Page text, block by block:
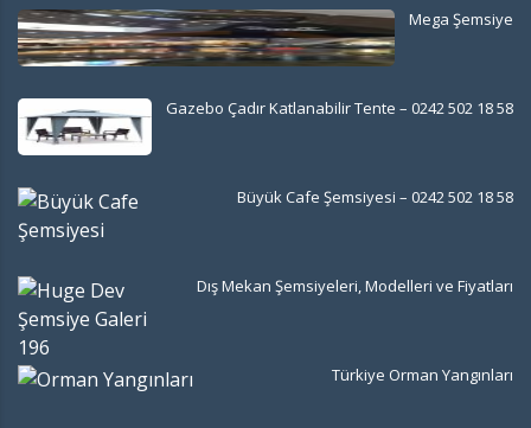
Mega Şemsiye
Gazebo Çadır Katlanabilir Tente – 0242 502 18 58
Büyük Cafe Şemsiyesi – 0242 502 18 58
Dış Mekan Şemsiyeleri, Modelleri ve Fiyatları
Türkiye Orman Yangınları